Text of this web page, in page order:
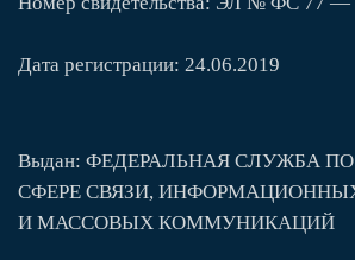
Дата регистрации: 24.06.2019
Выдан: ФЕДЕРАЛЬНАЯ СЛУЖБА
СФЕРЕ СВЯЗИ,
И МАССОВЫХ КОММУНИКАЦИЙ